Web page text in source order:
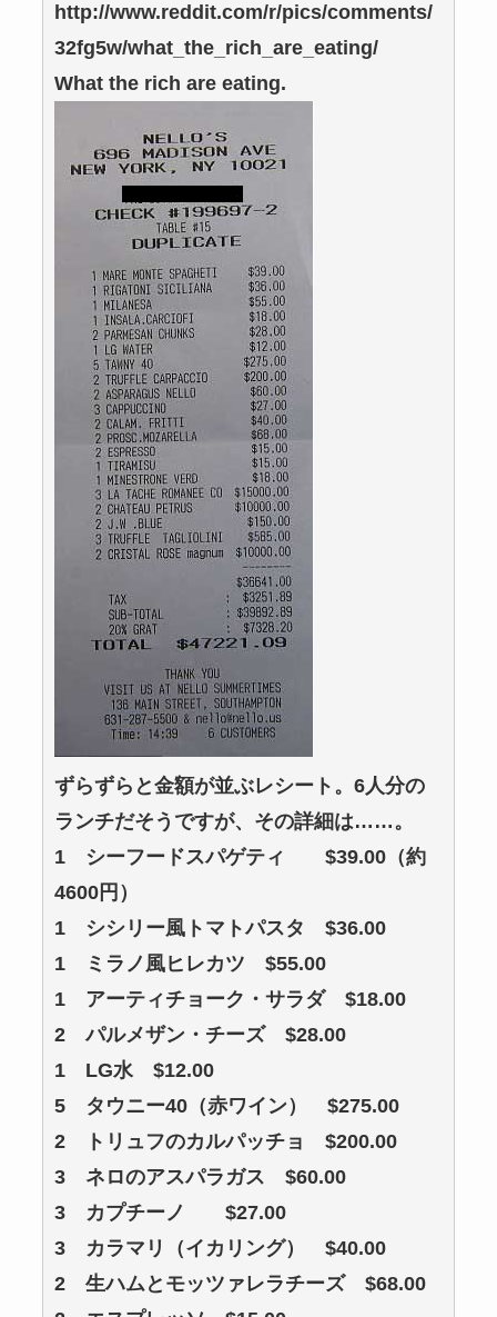
http://www.reddit.com/r/pics/comments/
32fg5w/what_the_rich_are_eating/
What the rich are eating.
ずらずらと金額が並ぶレシート。6人分の
ランチだそうですが、その詳細は……。
1 シーフードスパゲティ $39.00（約
4600円）
1 シシリー風トマトパスタ $36.00
1 ミラノ風ヒレカツ $55.00
1 アーティチョーク・サラダ $18.00
2 パルメザン・チーズ $28.00
1 LG水 $12.00
5 タウニー40（赤ワイン） $275.00
2 トリュフのカルパッチョ $200.00
3 ネロのアスパラガス $60.00
3 カプチーノ $27.00
3 カラマリ（イカリング） $40.00
2 生ハムとモッツァレラチーズ $68.00